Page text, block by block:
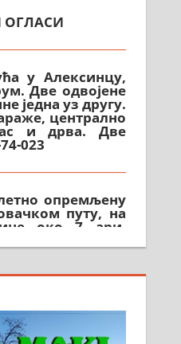
Две одвојене
једна уз другу.
централно
и дрва. Две
023
путу, на
око 7 ари.
102-35-25
нова,
у Алексинцу.
064/21-63-584